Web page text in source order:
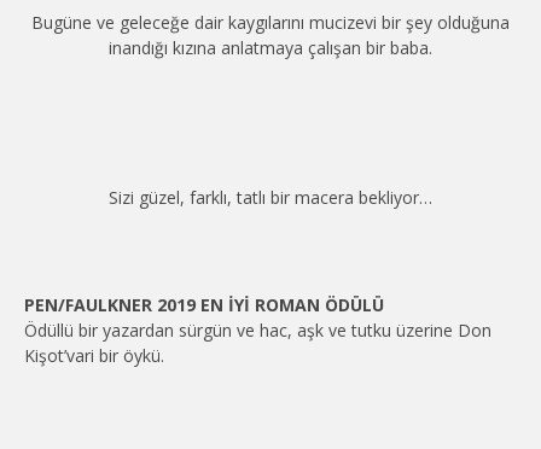
Bugüne ve geleceğe dair kaygılarını mucizevi bir şey olduğuna
inandığı kızına anlatmaya çalışan bir baba.
Sizi güzel, farklı, tatlı bir macera bekliyor…
PEN/FAULKNER 2019 EN İYİ ROMAN ÖDÜLÜ
Ödüllü bir yazardan sürgün ve hac, aşk ve tutku üzerine Don
Kişot’vari bir öykü.